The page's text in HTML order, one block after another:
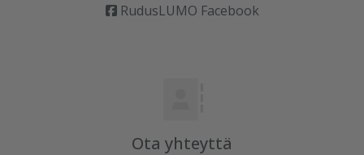
RudusLUMO Facebook
Ota yhteyttä